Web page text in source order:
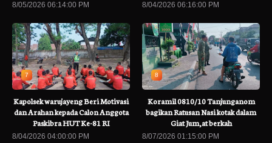
8/05/2026 06:14:00 PM 8/04/2026 06:16:00 PM
7
Kapolsek warujayeng Beri Motivasi
dan Arahan kepada Calon Anggota
Paskibra HUT Ke-81 RI
8/04/2026 04:00:00 PM
8
Koramil 0810/10 Tanjunganom
bagikan Ratusan Nasi kotak dalam
Giat Jum,at berkah
8/07/2026 01:15:00 PM